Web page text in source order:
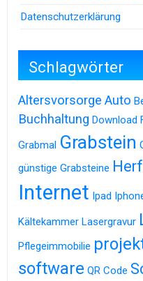
Datenschutzerklärung
Schlagwörter
Altersvorsorge Auto
Buchhaltung Download
Grabmal Grabstein
günstige Grabsteine
Internet Ipad
Kältekammer Lasergravur
Pflegeimmobilie
software QR Code